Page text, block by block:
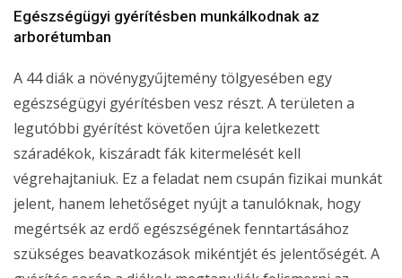
Egészségügyi gyérítésben munkálkodnak az
arborétumban
A 44 diák a növénygyűjtemény tölgyesében egy
egészségügyi gyérítésben vesz részt. A területen a
legutóbbi gyérítést követően újra keletkezett
száradékok, kiszáradt fák kitermelését kell
végrehajtaniuk. Ez a feladat nem csupán fizikai munkát
jelent, hanem lehetőséget nyújt a tanulóknak, hogy
megértsék az erdő egészségének fenntartásához
szükséges beavatkozások mikéntjét és jelentőségét. A